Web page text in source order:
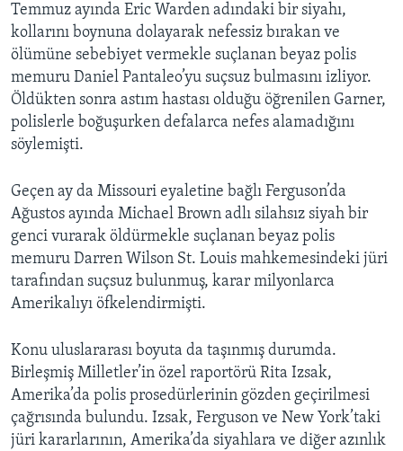
Temmuz ayında Eric Warden adındaki bir siyahı,
kollarını boynuna dolayarak nefessiz bırakan ve
ölümüne sebebiyet vermekle suçlanan beyaz polis
memuru Daniel Pantaleo’yu suçsuz bulmasını izliyor.
Öldükten sonra astım hastası olduğu öğrenilen Garner,
polislerle boğuşurken defalarca nefes alamadığını
söylemişti.
Geçen ay da Missouri eyaletine bağlı Ferguson’da
Ağustos ayında Michael Brown adlı silahsız siyah bir
genci vurarak öldürmekle suçlanan beyaz polis
memuru Darren Wilson St. Louis mahkemesindeki jüri
tarafından suçsuz bulunmuş, karar milyonlarca
Amerikalıyı öfkelendirmişti.
Konu uluslararası boyuta da taşınmış durumda.
Birleşmiş Milletler’in özel raportörü Rita Izsak,
Amerika’da polis prosedürlerinin gözden geçirilmesi
çağrısında bulundu. Izsak, Ferguson ve New York’taki
jüri kararlarının, Amerika’da siyahlara ve diğer azınlık